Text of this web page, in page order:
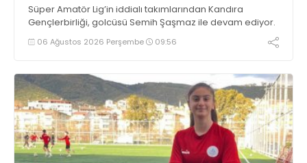
Süper Amatör Lig’in iddialı takımlarından Kandıra
Gençlerbirliği, golcüsü Semih Şaşmaz ile devam ediyor.
06 Ağustos 2026 Perşembe 09:56